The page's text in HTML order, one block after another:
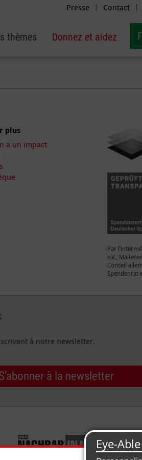
Presse | Contact |
thèmes Donnez et aidez
plus
a un impact
Par
e.V.,
Conseil
Spendenrat
à notre newsletter.
à la newsletter